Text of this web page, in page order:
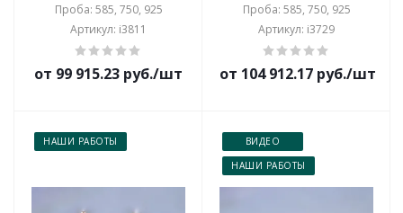
Проба: 585, 750, 925
Артикул: i3811
от 99 915.23 руб./шт
Проба: 585, 750, 925
Артикул: i3729
от 104 912.17 руб./шт
НАШИ РАБОТЫ
ВИДЕО
НАШИ РАБОТЫ